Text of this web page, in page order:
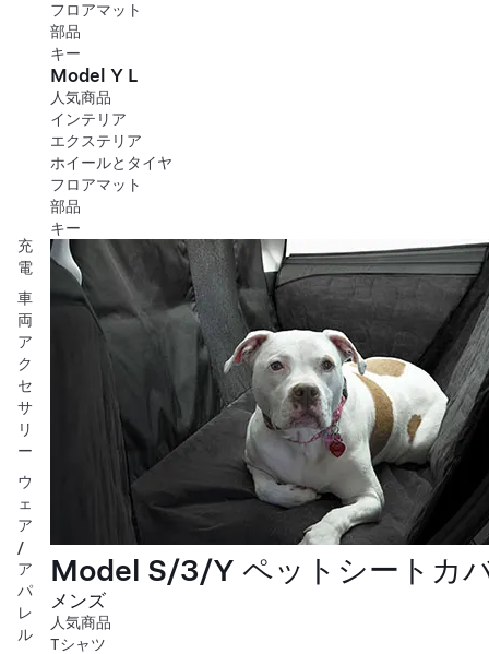
充
電
車
両
ア
ク
セ
サ
リ
ー
ウ
ェ
ア
/
ア
パ
レ
ル
フロアマット
部品
キー
Model Y L
人気商品
インテリア
エクステリア
ホイールとタイヤ
フロアマット
部品
キー
Model S/3/Y ペットシートカ
メンズ
人気商品
Tシャツ